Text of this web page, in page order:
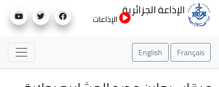
إلى
الإذاعة الجزائرية
الإذاعات
Français
English